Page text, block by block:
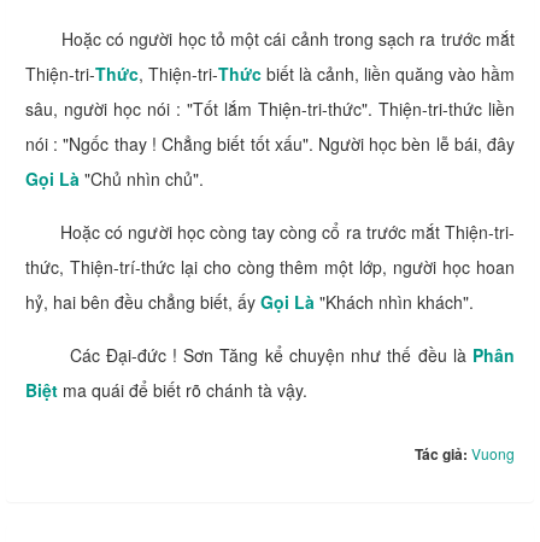
Hoặc có người học tỏ một cái cảnh trong sạch ra trước mắt
Thiện-tri-Thức, Thiện-tri-Thức biết là cảnh, liền quăng vào hầm
sâu, người học nói : "Tốt lắm Thiện-tri-thức". Thiện-tri-thức liền
nói : "Ngốc thay ! Chẳng biết tốt xấu". Người học bèn lễ bái, đây
Gọi Là "Chủ nhìn chủ".
Hoặc có người học còng tay còng cổ ra trước mắt Thiện-tri-
thức, Thiện-trí-thức lại cho còng thêm một lớp, người học hoan
hỷ, hai bên đều chẳng biết, ấy Gọi Là "Khách nhìn khách".
Các Ðại-đức ! Sơn Tăng kể chuyện như thế đều là Phân
Biệt ma quái để biết rõ chánh tà vậy.
Tác giả: Vuong